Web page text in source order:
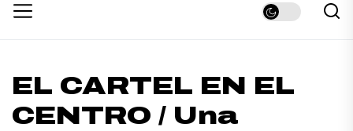
EL CARTEL EN EL
CENTRO / Una